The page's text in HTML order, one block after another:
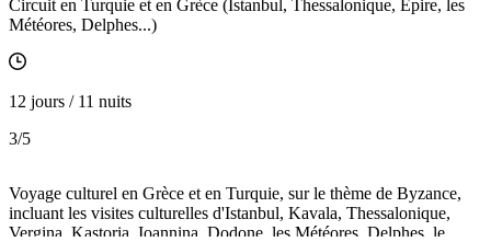
Circuit en Turquie et en Grèce (Istanbul, Thessalonique, Epire, les
Météores, Delphes...)
12 jours / 11 nuits
3/5
Voyage culturel en Grèce et en Turquie, sur le thème de Byzance,
incluant les visites culturelles d'Istanbul, Kavala, Thessalonique,
Vergina, Kastoria, Ioannina, Dodone, les Météores, Delphes, le